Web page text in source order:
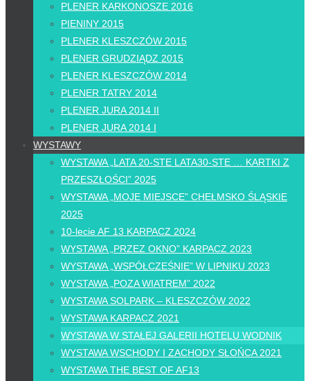
PLENER KARKONOSZE 2016
PIENINY 2015
PLENER KLESZCZÓW 2015
PLENER GRUDZIĄDZ 2015
PLENER KLESZCZÓW 2014
PLENER TATRY 2014
PLENER JURA 2014 II
PLENER JURA 2014 I
WYSTAWY
WYSTAWA „LATA 20-STE LATA30-STE … KARTKI Z
PRZESZŁOŚCI” 2025
WYSTAWA „MOJE MIEJSCE” CHEŁMSKO ŚLĄSKIE
2025
10-lecie AF 13 KARPACZ 2024
WYSTAWA „PRZEZ OKNO” KARPACZ 2023
WYSTAWA „WSPÓŁCZEŚNIE” W LIPNIKU 2023
WYSTAWA „POZA WIATREM” 2022
WYSTAWA SOLPARK – KLESZCZÓW 2022
WYSTAWA KARPACZ 2021
WYSTAWA W STAŁEJ GALERII HOTELU WODNIK
WYSTAWA WSCHODY I ZACHODY SŁOŃCA 2021
WYSTAWA THE BEST OF AF13